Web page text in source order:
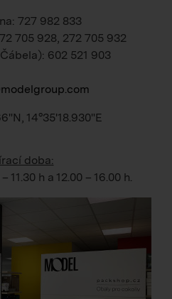
727 982 833
705 928, 272 705 932
602 521 903
14°35'18.930"E
doba:
11.30 h a 12.00 – 16.00 h